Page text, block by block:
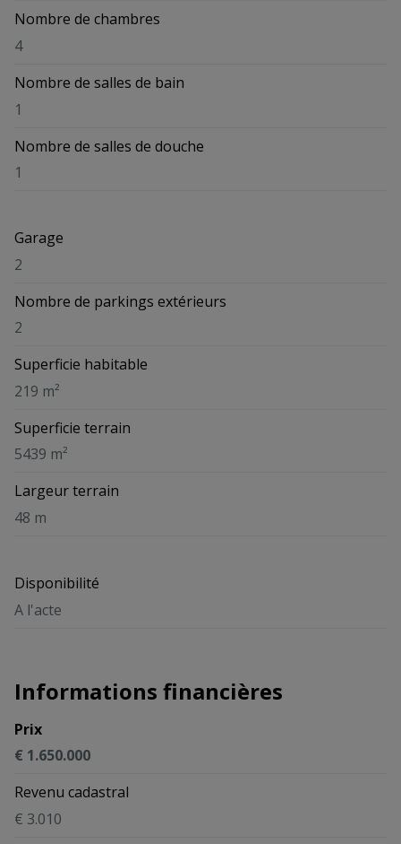
Nombre de chambres
4
Nombre de salles de bain
1
Nombre de salles de douche
1
Garage
2
Nombre de parkings extérieurs
2
Superficie habitable
219 m²
Superficie terrain
5439 m²
Largeur terrain
48 m
Disponibilité
A l'acte
Informations financières
Prix
€ 1.650.000
Revenu cadastral
€ 3.010